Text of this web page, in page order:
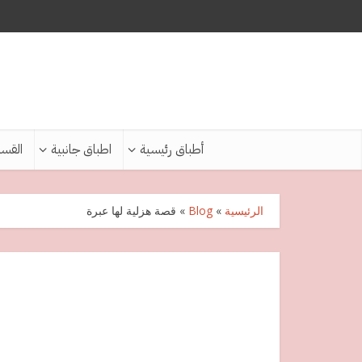
أطباق رئيسية اطباق جانبية
الرئيسية »
Blog
» قصة هزلية لها عبرة